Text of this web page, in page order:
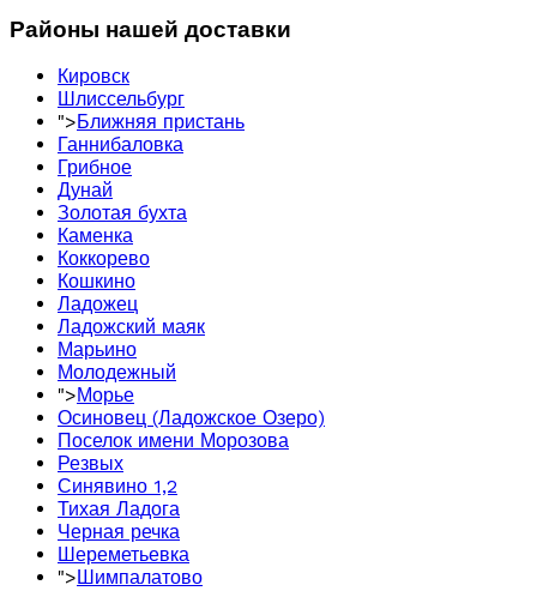
Районы нашей доставки
Кировск
Шлиссельбург
">Ближняя пристань
Ганнибаловка
Грибное
Дунай
Золотая бухта
Каменка
Коккорево
Кошкино
Ладожец
Ладожский маяк
Марьино
Молодежный
">Морье
Осиновец (Ладожское Озеро)
Поселок имени Морозова
Резвых
Синявино 1,2
Тихая Ладога
Черная речка
Шереметьевка
">Шимпалатово